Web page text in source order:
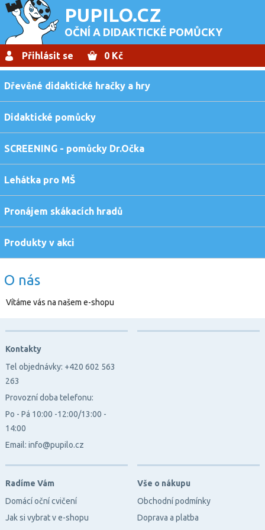
PUPILO.CZ
OČNÍ A DIDAKTICKÉ POMŮCKY
Přihlásit se 0 Kč
Dřevěné didaktické hračky a hry
Didaktické pomůcky
SCREENING - pomůcky Dr.Očka
Lehátka pro MŠ
Pronájem skákacích hradů
Produkty v akci
O nás
Vítáme vás na našem e-shopu
Kontakty
Tel objednávky: +420 602 563
263
Provozní doba telefonu:
Po - Pá 10:00 -12:00/13:00 -
14:00
Email: info@pupilo.cz
Vše o nákupu
Obchodní podmínky
Doprava a platba
Radíme Vám
Domácí oční cvičení
Jak si vybrat v e-shopu